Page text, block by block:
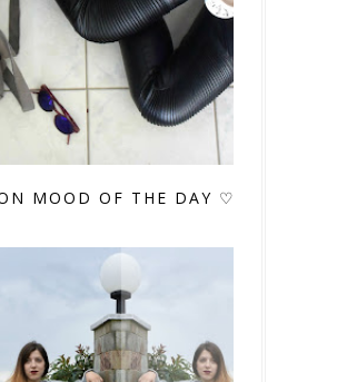
MOOD OF THE DAY ♡